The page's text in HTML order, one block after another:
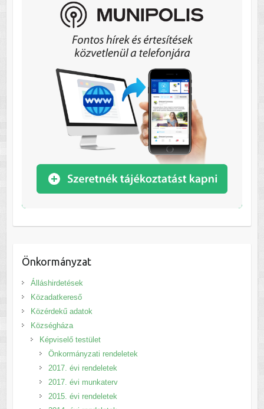
Önkormányzat
Álláshirdetések
Közadatkereső
Közérdekű adatok
Községháza
Képviselő testület
Önkormányzati rendeletek
2017. évi rendeletek
2017. évi munkaterv
2015. évi rendeletek